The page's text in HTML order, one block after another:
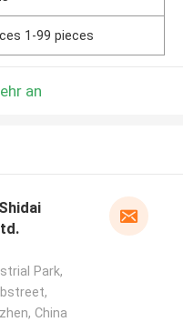
1-99 pieces
an
Park,
China